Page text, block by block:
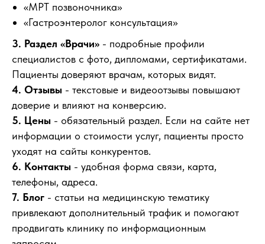
«МРТ позвоночника»
«Гастроэнтеролог консультация»
3. Раздел «Врачи» - подробные профили
специалистов с фото, дипломами, сертификатами.
Пациенты доверяют врачам, которых видят.
4. Отзывы - текстовые и видеоотзывы повышают
доверие и влияют на конверсию.
5. Цены - обязательный раздел. Если на сайте нет
информации о стоимости услуг, пациенты просто
уходят на сайты конкурентов.
6. Контакты - удобная форма связи, карта,
телефоны, адреса.
7. Блог - статьи на медицинскую тематику
привлекают дополнительный трафик и помогают
продвигать клинику по информационным